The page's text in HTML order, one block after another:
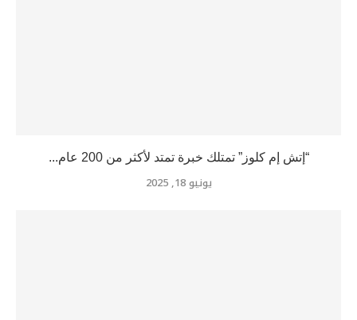
“إتش إم كلوز” تمتلك خبرة تمتد لأكثر من 200 عام...
يونيو 18, 2025